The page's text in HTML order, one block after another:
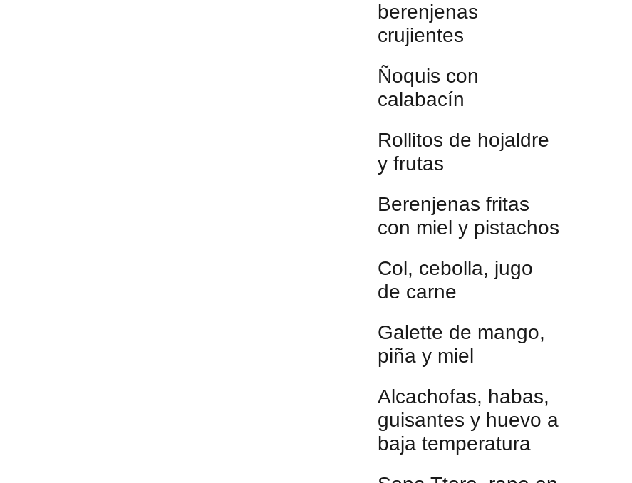
berenjenas
crujientes
Ñoquis con
calabacín
Rollitos de hojaldre
y frutas
Berenjenas fritas
con miel y pistachos
Col, cebolla, jugo
de carne
Galette de mango,
piña y miel
Alcachofas, habas,
guisantes y huevo a
baja temperatura